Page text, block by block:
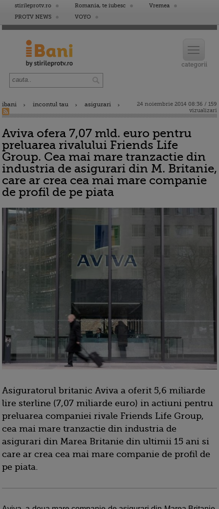
stirileprotv.ro Romania, te iubesc
Vremea
PROTV NEWS
VOYO
ibani incontul tau asigurari
24 noiembrie 2014 08:36 / 159
vizualizari
Aviva ofera 7,07 mld. euro pentru
preluarea rivalului Friends Life
Group. Cea mai mare tranzactie din
industria de asigurari din M. Britanie,
care ar crea cea mai mare companie
de profil de pe piata
Asiguratorul britanic Aviva a oferit 5,6 miliarde
lire sterline (7,07 miliarde euro) in actiuni pentru
preluarea companiei rivale Friends Life Group,
cea mai mare tranzactie din industria de
asigurari din Marea Britanie din ultimii 15 ani si
care ar crea cea mai mare companie de profil de
pe piata.